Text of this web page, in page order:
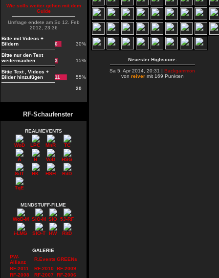
Wie solls weiter gehen mit dem
Guide
Umfrage endete am So 12. Feb
2012, 23:36
Bitte mit Videos +
Bildern
6 30%
Bitte nur den Text
weitermachen
3 15%
Bitte Text , Videos +
Bilder hinzufügen
11 55%
20
RF-Schaufenster
REALMEVENTS
WoD LPC MnR TC
A H VoD HSG
SdT HK HSH RitD
TqE
M1NDSTUFF-FILME
WoD-M SIO-M SIO 5J-RF
i-LMG SIO-T HW RitD
GALERIE
PW-
Allianz
R.Events GREENs
RF-2011
RF-2010 RF-2009
RF-2008
RF-2007 RF-2006
Neuester Highscore:
Sa 5. Apr 2014, 20:31 |Backgammon
von reiver mit 169 Punkten